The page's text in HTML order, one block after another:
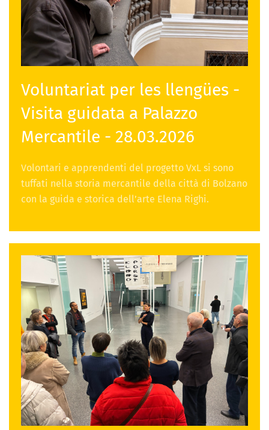
Voluntariat per les llengües -
Visita guidata a Palazzo
Mercantile - 28.03.2026
Volontari e apprendenti del progetto VxL si sono
tuffati nella storia mercantile della città di Bolzano
con la guida e storica dell’arte Elena Righi.